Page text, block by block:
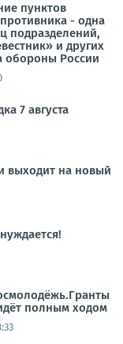
пунктов
- одна
подразделений,
и других
обороны России
7 августа
выходит на новый
полным ходом